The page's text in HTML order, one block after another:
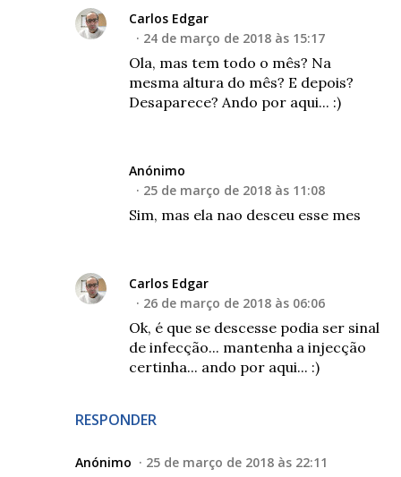
RESPONDER
Carlos Edgar
24 de março de 2018 às 15:17
Ola, mas tem todo o mês? Na
mesma altura do mês? E depois?
Desaparece? Ando por aqui... :)
Anónimo
25 de março de 2018 às 11:08
Sim, mas ela nao desceu esse mes
Carlos Edgar
26 de março de 2018 às 06:06
Ok, é que se descesse podia ser sinal
de infecção... mantenha a injecção
certinha... ando por aqui... :)
Anónimo 25 de março de 2018 às 22:11